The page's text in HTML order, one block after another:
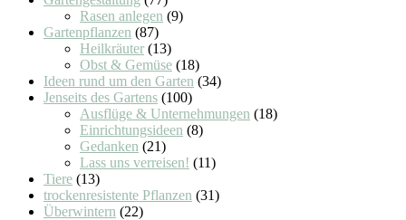
Rasen anlegen (9)
Gartenpflanzen (87)
Heilkräuter (13)
Obst & Gemüse (18)
Ideen rund um den Garten (34)
Jenseits des Gartens (100)
Ausflüge & Unternehmungen (18)
Einrichtungsideen (8)
Gedanken (21)
Lass uns verreisen! (11)
Tiere (13)
trockenresistente Pflanzen (31)
Überwintern (22)